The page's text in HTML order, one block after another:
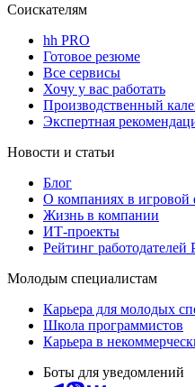
Соискателям
hh PRO
Готовое резюме
Все сервисы
Хочу у вас работать
Производственный
Экспертная
Новости и статьи
Блог
О компаниях в игровой
Жизнь в компании
ИТ-проекты
Рейтинг работодателей
Молодым специалистам
Карьера для молодых
Школа программистов
Карьера в
Боты для уведомлений